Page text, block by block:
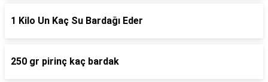
1 Kilo Un Kaç Su Bardağı Eder
250 gr pirinç kaç bardak